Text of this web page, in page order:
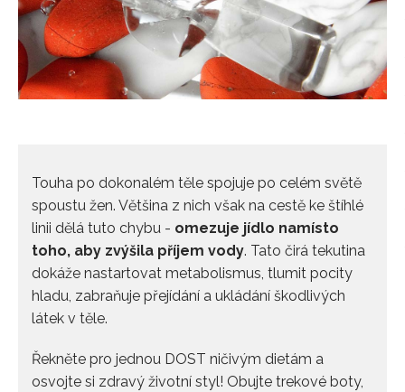
Touha po dokonalém těle spojuje po celém světě
spoustu žen. Většina z nich však na cestě ke štíhlé
linii dělá tuto chybu - omezuje jídlo namísto
toho, aby zvýšila příjem vody. Tato čirá tekutina
dokáže nastartovat metabolismus, tlumit pocity
hladu, zabraňuje přejídání a ukládání škodlivých
látek v těle.
Řekněte pro jednou DOST ničivým dietám a
osvojte si zdravý životní styl! Obujte trekové boty,